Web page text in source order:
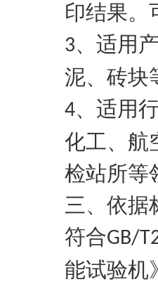
印结果。
3、适用
泥、砖块
4、适用
化工、航
检站所等
三、依据
符合GB/
能试验机